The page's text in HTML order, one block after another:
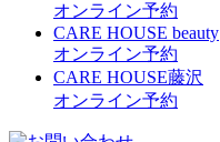
オンライン予約
CARE HOUSE beauty
オンライン予約
CARE HOUSE藤沢
オンライン予約